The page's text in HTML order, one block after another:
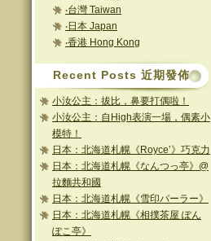
‧台灣 Taiwan
‧日本 Japan
‧香港 Hong Kong
Recent Posts 近期發佈
小汝公主：拔比，鼻要打偶啦！
小汝公主：自High表演一場，偶素小
模特！
日本：北海道札幌《Royce’》巧克力
日本：北海道札幌《なんつっ亭》@
拉麵共和國
日本：北海道札幌《雪印パーラー》
日本：北海道札幌《相撲茶屋 ぽん
ぽこ亭》